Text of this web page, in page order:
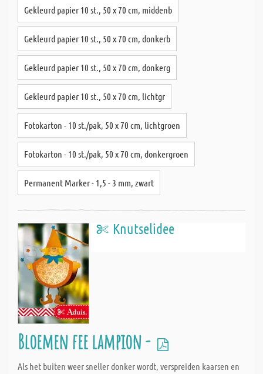
Gekleurd papier 10 st., 50 x 70 cm, middenb
Gekleurd papier 10 st., 50 x 70 cm, donkerb
Gekleurd papier 10 st., 50 x 70 cm, donkerg
Gekleurd papier 10 st., 50 x 70 cm, lichtgr
Fotokarton - 10 st./pak, 50 x 70 cm, lichtgroen
Fotokarton - 10 st./pak, 50 x 70 cm, donkergroen
Permanent Marker - 1,5 - 3 mm, zwart
Knutselidee
Bloemen fee lampion -
Als het buiten weer sneller donker wordt, verspreiden kaarsen en